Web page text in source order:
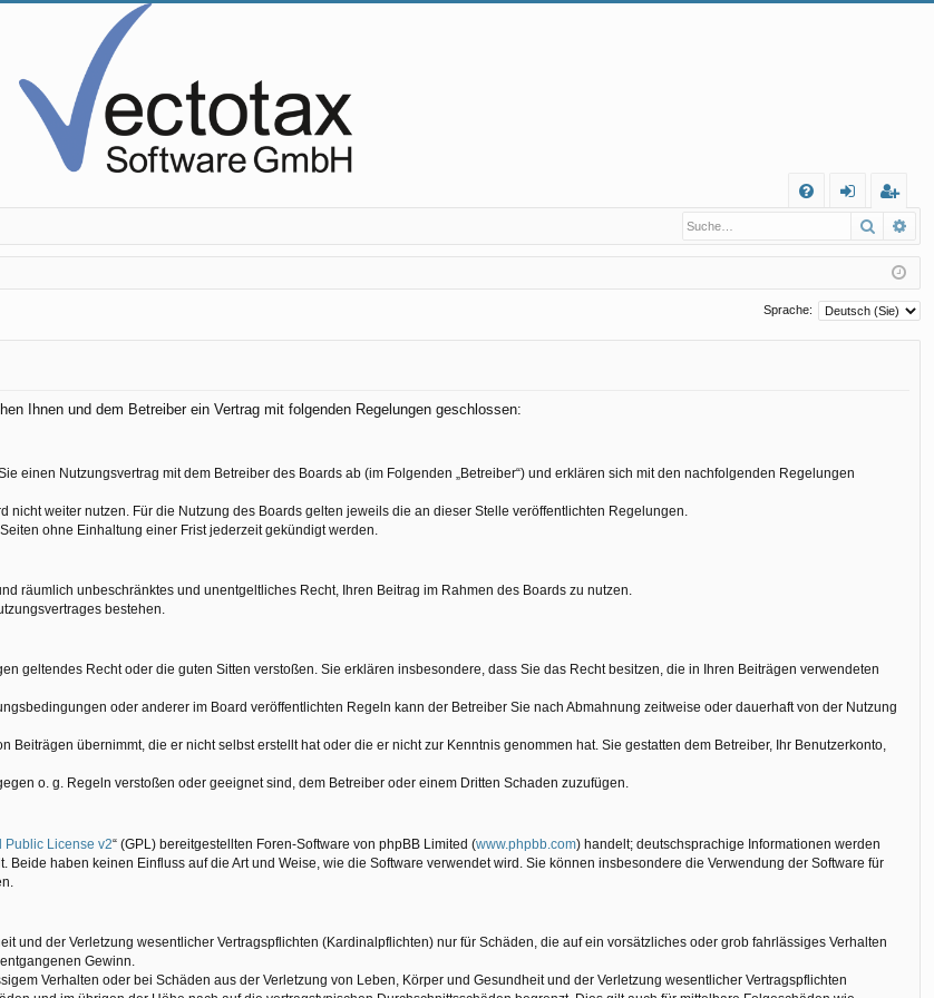
Q
m
el
eg
ist
rie
Suche
Sprache:
Ihnen und dem Betreiber ein Vertrag mit folgenden Regelungen geschlossen:
einen Nutzungsvertrag mit dem Betreiber des Boards ab (im Folgenden „Betreiber“) und erklären sich mit den nachfolgenden Regelungen
weiter nutzen. Für die Nutzung des Boards gelten jeweils die an dieser Stelle veröffentlichten Regelungen.
ohne Einhaltung einer Frist jederzeit gekündigt werden.
räumlich unbeschränktes und unentgeltliches Recht, Ihren Beitrag im Rahmen des Boards zu nutzen.
bestehen.
geltendes Recht oder die guten Sitten verstoßen. Sie erklären insbesondere, dass Sie das Recht besitzen, die in Ihren Beiträgen verwendeten
oder anderer im Board veröffentlichten Regeln kann der Betreiber Sie nach Abmahnung zeitweise oder dauerhaft von der Nutzung
übernimmt, die er nicht selbst erstellt hat oder die er nicht zur Kenntnis genommen hat. Sie gestatten dem Betreiber, Ihr Benutzerkonto,
o. g. Regeln verstoßen oder geeignet sind, dem Betreiber oder einem Dritten Schaden zuzufügen.
Public License v2“ (GPL) bereitgestellten Foren-Software von phpBB Limited (www.phpbb.com) handelt; deutschsprachige Informationen werden
haben keinen Einfluss auf die Art und Weise, wie die Software verwendet wird. Sie können insbesondere die Verwendung der Software für
und der Verletzung wesentlicher Vertragspflichten (Kardinalpflichten) nur für Schäden, die auf ein vorsätzliches oder grob fahrlässiges Verhalten
Gewinn.
Verhalten oder bei Schäden aus der Verletzung von Leben, Körper und Gesundheit und der Verletzung wesentlicher Vertragspflichten